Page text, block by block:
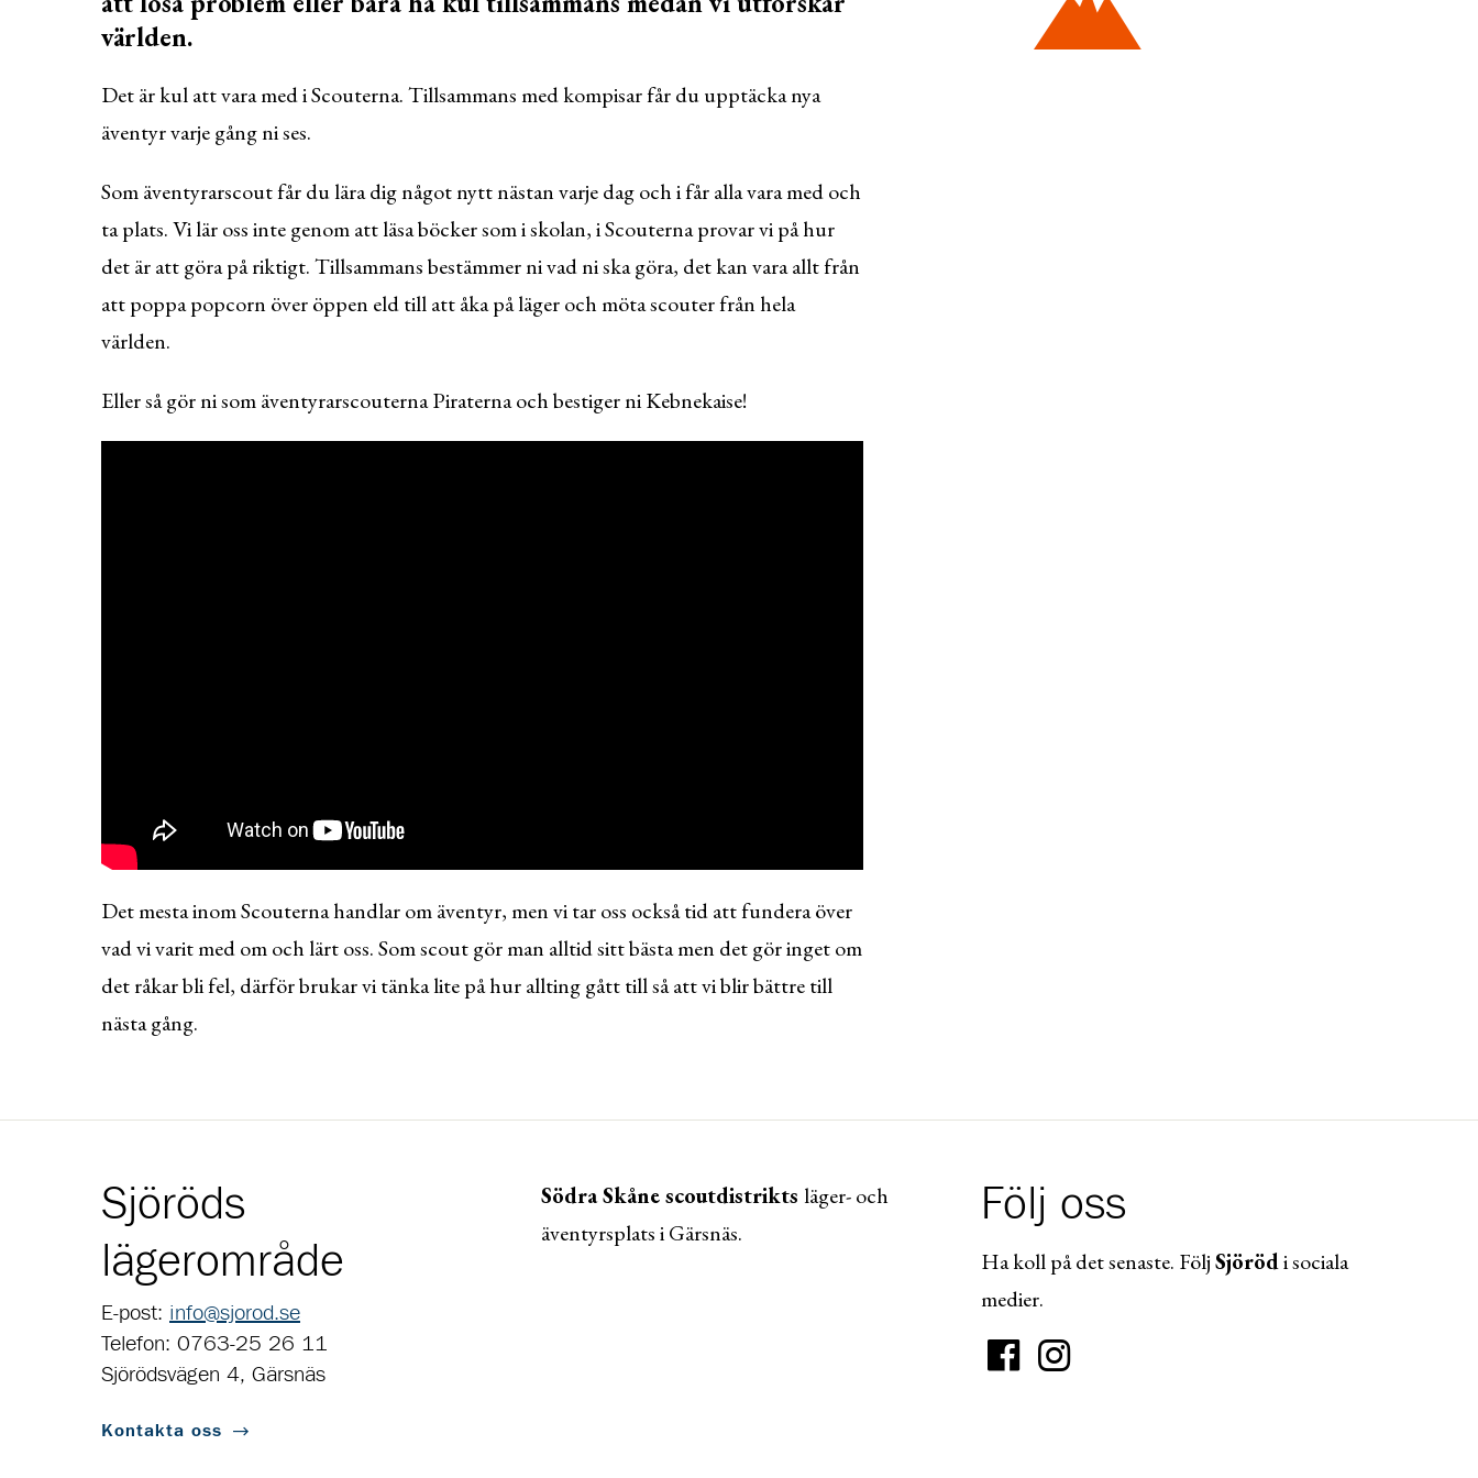
världen.
Det är kul att vara med i Scouterna. Tillsammans med kompisar får du upptäcka nya
äventyr varje gång ni ses.
Som äventyrarscout får du lära dig något nytt nästan varje dag och i får alla vara med och
ta plats. Vi lär oss inte genom att läsa böcker som i skolan, i Scouterna provar vi på hur
det är att göra på riktigt. Tillsammans bestämmer ni vad ni ska göra, det kan vara allt från
att poppa popcorn över öppen eld till att åka på läger och möta scouter från hela
världen.
Eller så gör ni som äventyrarscouterna Piraterna och bestiger ni Kebnekaise!
Det mesta inom Scouterna handlar om äventyr, men vi tar oss också tid att fundera över
vad vi varit med om och lärt oss. Som scout gör man alltid sitt bästa men det gör inget om
det råkar bli fel, därför brukar vi tänka lite på hur allting gått till så att vi blir bättre till
nästa gång.
Sjöröds
lägerområde
E-post: info@sjorod.se
Telefon: 0763-25 26 11
Sjörödsvägen 4, Gärsnäs
Kontakta oss
Södra Skåne scoutdistrikts läger- och
äventyrsplats i Gärsnäs.
Följ oss
Ha koll på det senaste. FöljSjörödi sociala
medier.